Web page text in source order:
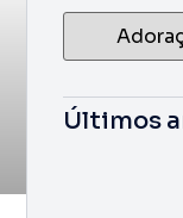
Últimos